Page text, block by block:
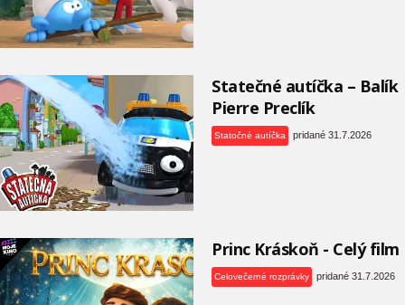
Statečné autíčka – Balík
Pierre Preclík
Statočné autíčka pridané 31.7.2026
Princ Kráskoň - Celý film
Celovečerné rozprávky pridané 31.7.2026